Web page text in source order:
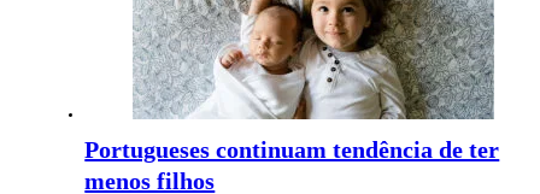
Portugueses continuam tendência de ter
menos filhos